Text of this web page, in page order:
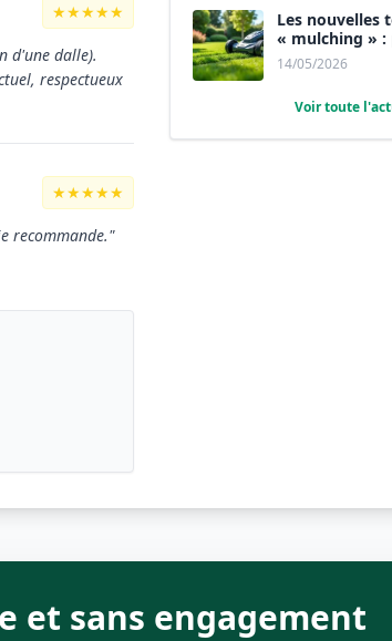
★★★★★
d'une dalle).
respectueux
★★★★★
recommande."
Les nouvelles
« mulching » :
ramasser
14/05/2026
Voir toute
et sans engagement